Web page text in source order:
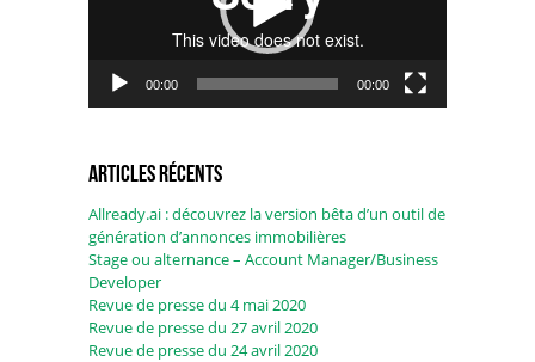
00:00 00:00
Articles récents
Allready.ai : découvrez la version bêta d’un outil de
génération d’annonces immobilières
Stage ou alternance – Account Manager/Business
Developer
Revue de presse du 4 mai 2020
Revue de presse du 27 avril 2020
Revue de presse du 24 avril 2020